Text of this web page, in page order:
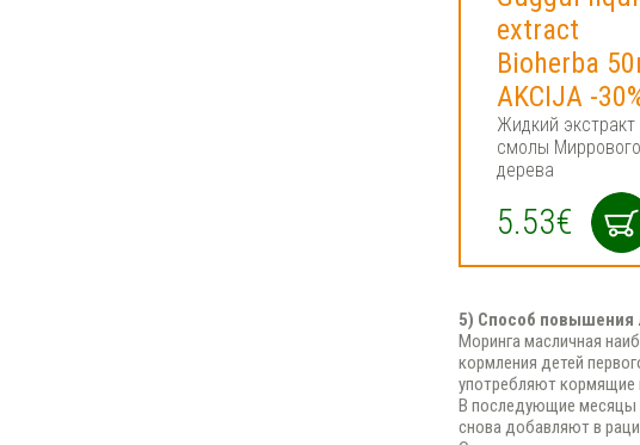
extract
Bioherba
AKCIJA -
Жидкий экстракт
смолы Миррового
дерева
5.53€
5) Способ повышения
Моринга масличная
кормления детей
употребляют
В последующие месяцы
снова добавляют в